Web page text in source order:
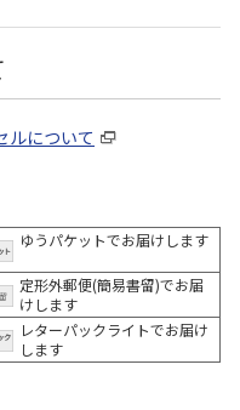
ルについて
ゆうパケットでお届けします
定形外郵便(簡易書留)でお届
けします
レターパックライトでお届け
します